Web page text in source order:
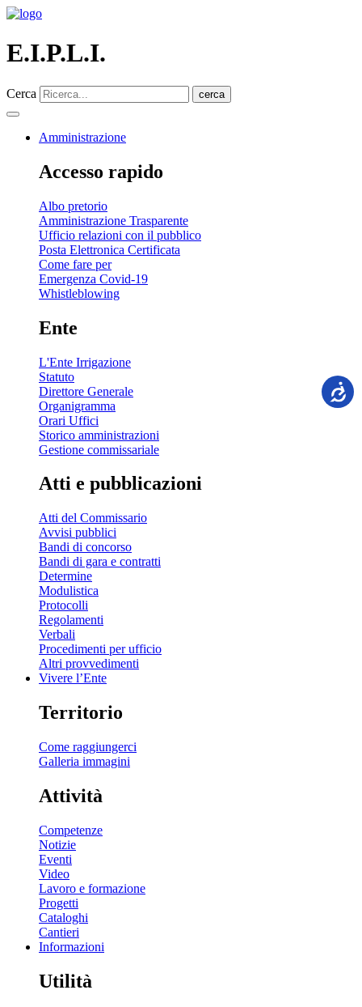
E.I.P.L.I.
Cerca cerca
Amministrazione
Accesso rapido
Albo pretorio
Amministrazione Trasparente
Ufficio relazioni con il pubblico
Posta Elettronica Certificata
Come fare per
Emergenza Covid-19
Whistleblowing
Ente
L'Ente Irrigazione
Statuto
Direttore Generale
Organigramma
Orari Uffici
Storico amministrazioni
Gestione commissariale
Atti e pubblicazioni
Atti del Commissario
Avvisi pubblici
Bandi di concorso
Bandi di gara e contratti
Determine
Modulistica
Protocolli
Regolamenti
Verbali
Procedimenti per ufficio
Altri provvedimenti
Vivere l’Ente
Territorio
Come raggiungerci
Galleria immagini
Attività
Competenze
Notizie
Eventi
Video
Lavoro e formazione
Progetti
Cataloghi
Cantieri
Informazioni
Utilità